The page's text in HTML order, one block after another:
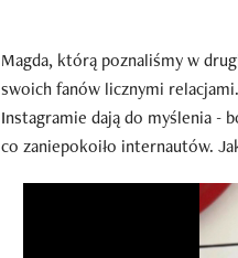
Magda, którą poznaliśmy w
swoich fanów licznymi
Instagramie dają do myślenia -
co zaniepokoiło internautów.